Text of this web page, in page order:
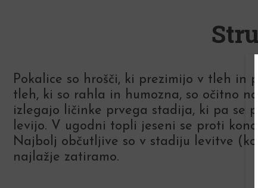
Pokalice so hrošči, ki prezimijo v tleh
tleh, ki so rahla in humozna, so očitno
izlegajo ličinke prvega stadija, ki pa se
levijo. V ugodni topli jeseni se proti
Najbolj občutljive so v stadiju levitve
najlažje zatiramo.